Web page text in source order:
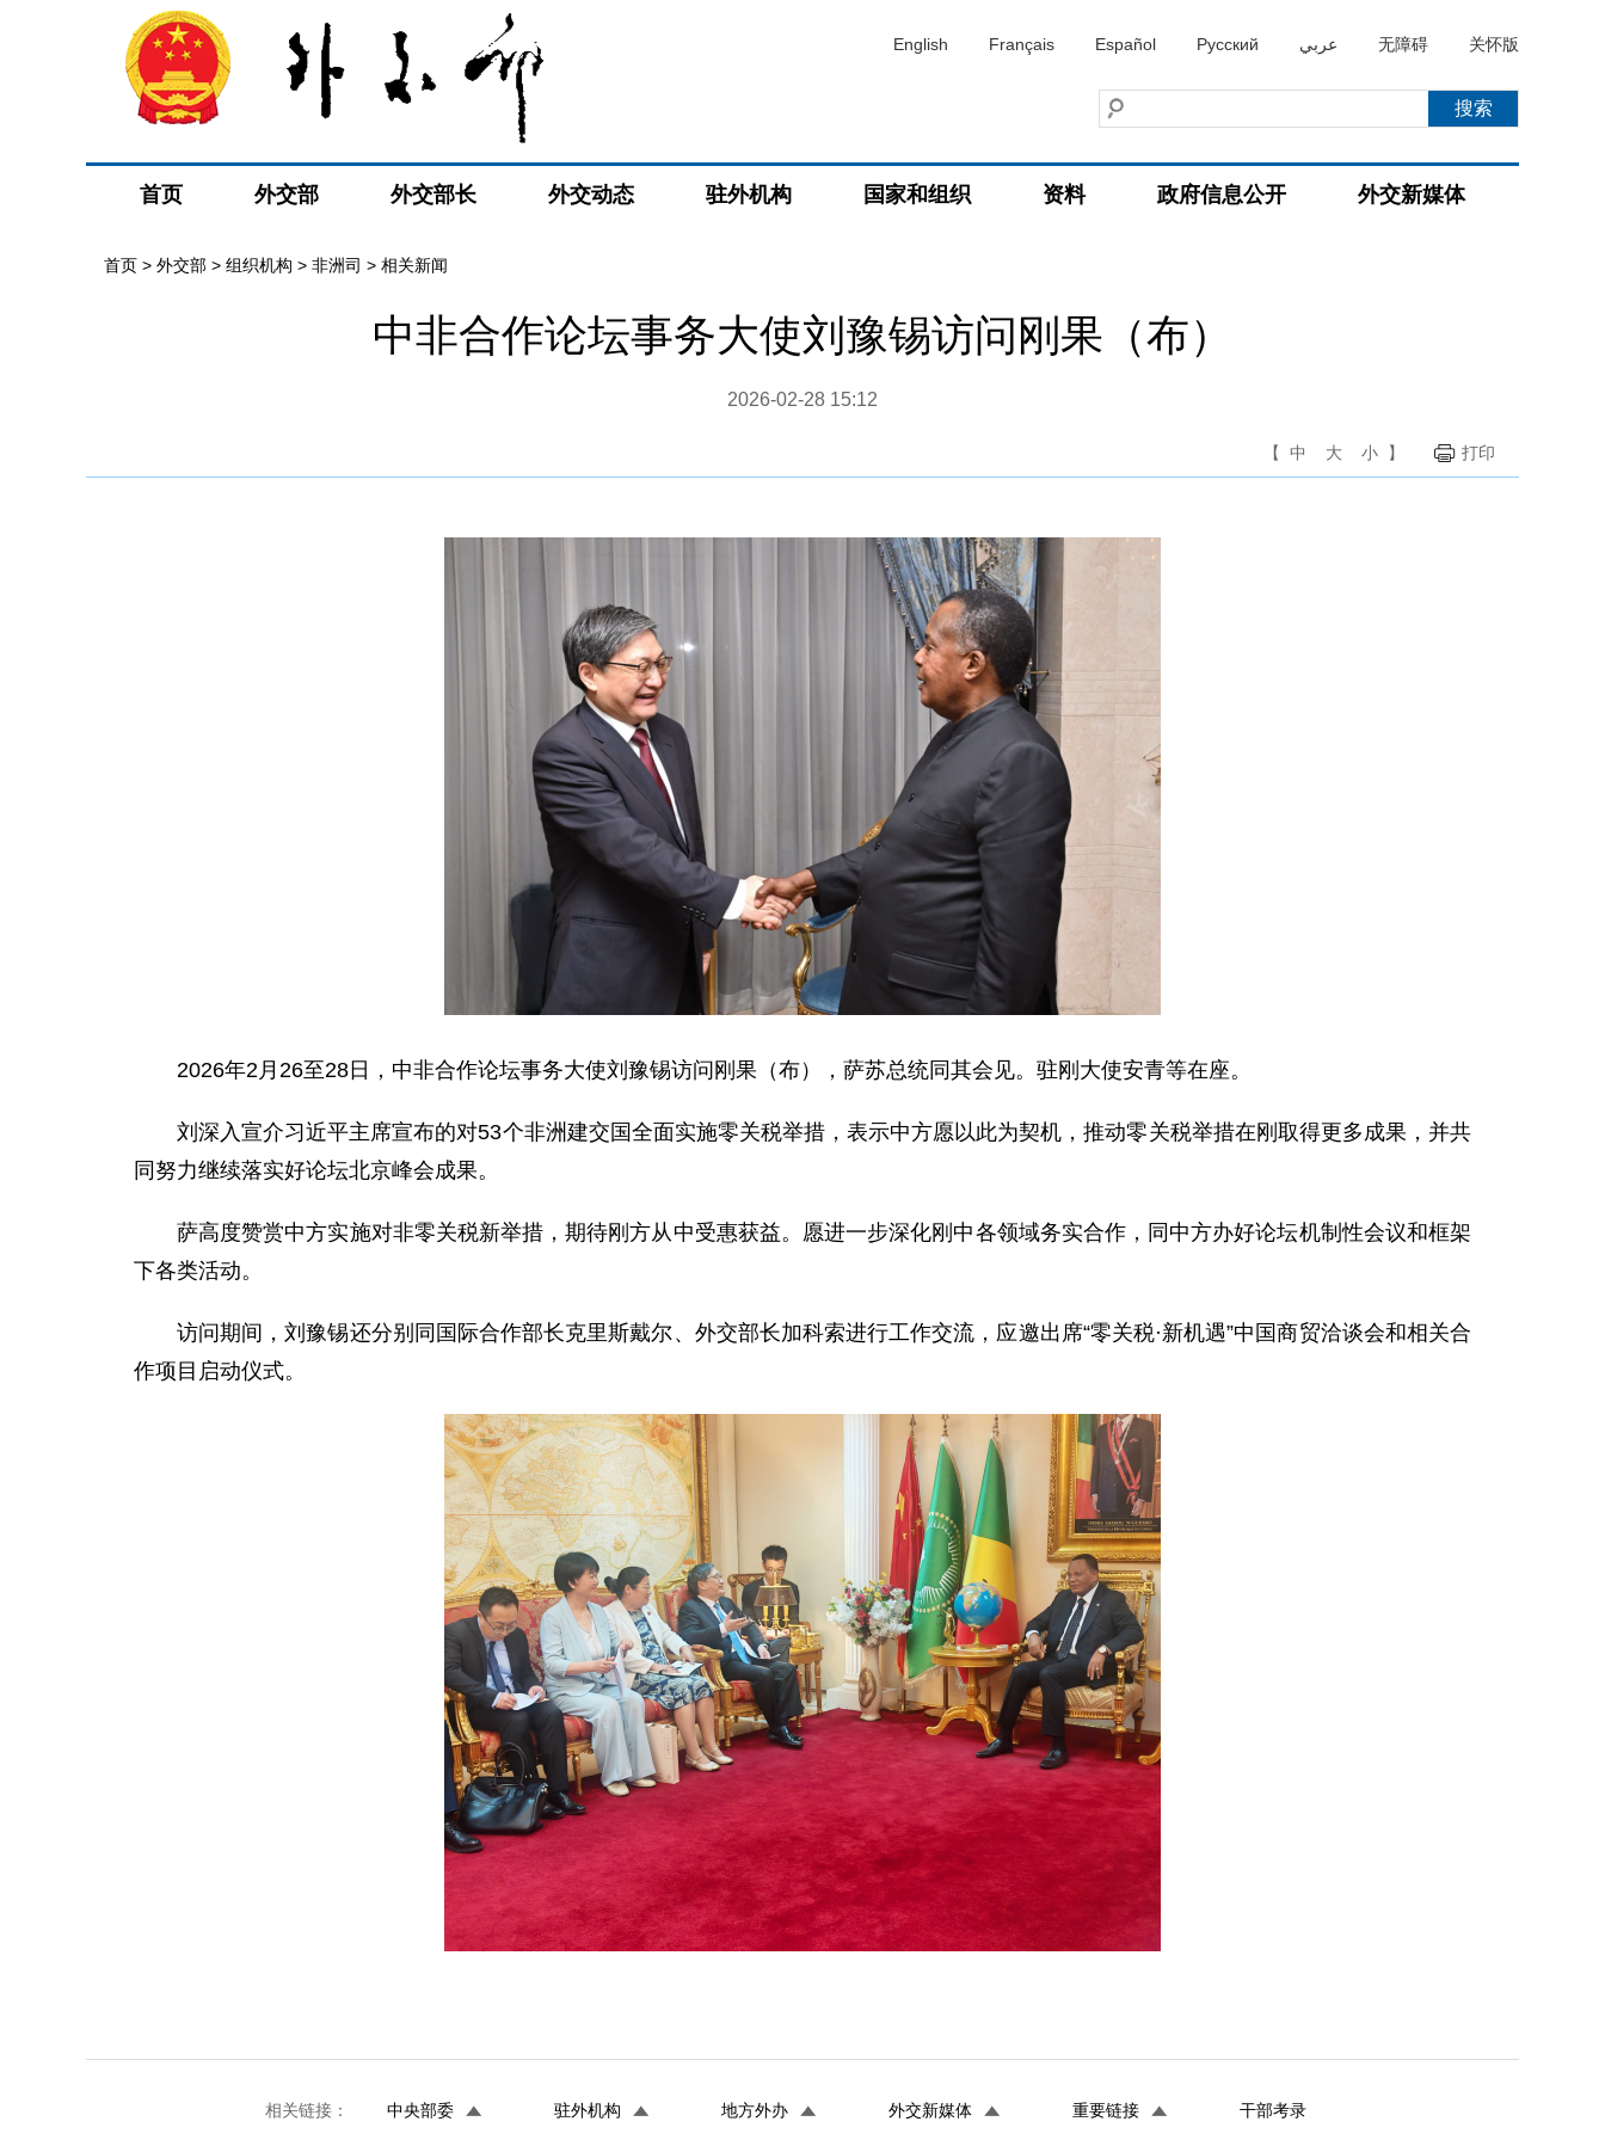
English Français Español Русский عربي 无障碍 关怀版
首页 外交部 外交部长 外交动态 驻外机构 国家和组织 资料 政府信息公开 外交新媒体
首页 > 外交部 > 组织机构 > 非洲司 > 相关新闻
中非合作论坛事务大使刘豫锡访问刚果（布）
2026-02-28 15:12
【 中 大 小 】 打印
2026年2月26至28日，中非合作论坛事务大使刘豫锡访问刚果（布），萨苏总统同其会见。驻刚大使安青等在座。
刘深入宣介习近平主席宣布的对53个非洲建交国全面实施零关税举措，表示中方愿以此为契机，推动零关税举措在刚取得更多成果，并共
同努力继续落实好论坛北京峰会成果。
萨高度赞赏中方实施对非零关税新举措，期待刚方从中受惠获益。愿进一步深化刚中各领域务实合作，同中方办好论坛机制性会议和框架
下各类活动。
访问期间，刘豫锡还分别同国际合作部长克里斯戴尔、外交部长加科索进行工作交流，应邀出席“零关税·新机遇”中国商贸洽谈会和相关合
作项目启动仪式。
相关链接： 中央部委 驻外机构 地方外办 外交新媒体 重要链接 干部考录